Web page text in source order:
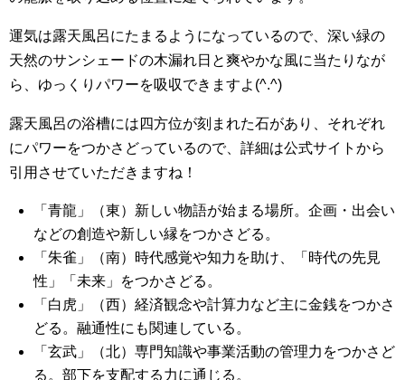
運気は露天風呂にたまるようになっているので、深い緑の
天然のサンシェードの木漏れ日と爽やかな風に当たりなが
ら、ゆっくりパワーを吸収できますよ(^.^)
露天風呂の浴槽には四方位が刻まれた石があり、それぞれ
にパワーをつかさどっているので、詳細は公式サイトから
引用させていただきますね！
「青龍」（東）新しい物語が始まる場所。企画・出会い
などの創造や新しい縁をつかさどる。
「朱雀」（南）時代感覚や知力を助け、「時代の先見
性」「未来」をつかさどる。
「白虎」（西）経済観念や計算力など主に金銭をつかさ
どる。融通性にも関連している。
「玄武」（北）専門知識や事業活動の管理力をつかさど
る。部下を支配する力に通じる。